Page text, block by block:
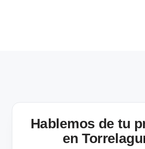
Hablemos de tu
en